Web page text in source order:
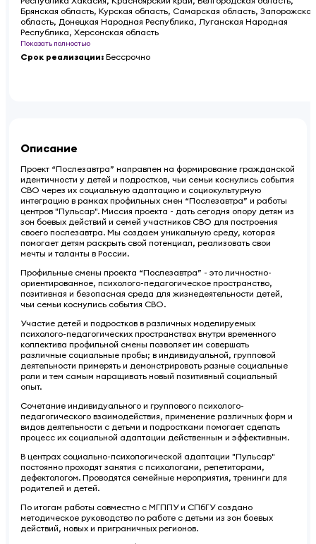
Брянская область, Курская область, Самарская область, Запорожская
область, Донецкая Народная Республика, Луганская Народная
Республика, Херсонская область
Показать полностью
Срок реализации: Бессрочно
Описание
Проект “Послезавтра” направлен на формирование гражданской
идентичности у детей и подростков, чьи семьи коснулись события
СВО через их социальную адаптацию и социокультурную
интеграцию в рамках профильных смен “Послезавтра” и работы
центров "Пульсар". Миссия проекта - дать сегодня опору детям из
зон боевых действий и семей участников СВО для построения
своего послезавтра. Мы создаем уникальную среду, которая
помогает детям раскрыть свой потенциал, реализовать свои
мечты и таланты в России.
Профильные смены проекта “Послезавтра” - это личностно-
ориентированное, психолого-педагогическое пространство,
позитивная и безопасная среда для жизнедеятельности детей,
чьи семьи коснулись события СВО.
Участие детей и подростков в различных моделируемых
психолого-педагогических пространствах внутри временного
коллектива профильной смены позволяет им совершать
различные социальные пробы; в индивидуальной, групповой
деятельности примерять и демонстрировать разные социальные
роли и тем самым наращивать новый позитивный социальный
опыт.
Сочетание индивидуального и группового психолого-
педагогического взаимодействия, применение различных форм и
видов деятельности с детьми и подростками помогает сделать
процесс их социальной адаптации действенным и эффективным.
В центрах социально-психологической адаптации "Пульсар"
постоянно проходят занятия с психологами, репетиторами,
дефектологом. Проводятся семейные мероприятия, тренинги для
родителей и детей.
По итогам работы совместно с МГППУ и СПбГУ создано
методическое руководство по работе с детьми из зон боевых
действий, новых и приграничных регионов.